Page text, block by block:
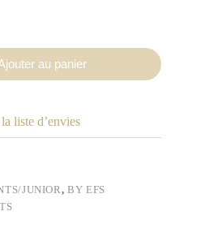
au panier
liste d’envies
JUNIOR ,BY EFS